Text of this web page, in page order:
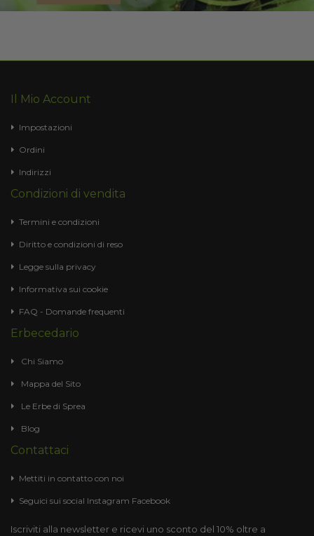
Il Mio Account
Impostazioni
Ordini
Indirizzi
Condizioni di vendita
Termini e condizioni
Diritto e condizioni di reso
Legge sulla privacy
Informativa sui cookie
FAQ - Domande frequenti
Erbecedario
Chi Siamo
Mappa del Sito
Le Erbe di Sprea
Blog
Contattaci
Mettiti in contatto con noi
Seguici sui social Instagram Facebook
Iscriviti alla newsletter e ricevi uno sconto del 10% oltre a